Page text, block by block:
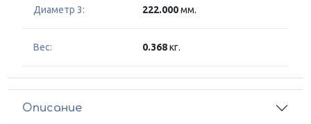
Диаметр 3: 222.000мм.
Вес: 0.368кг.
Описание